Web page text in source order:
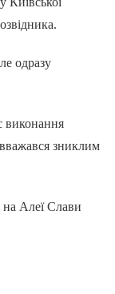
одразу
виконання
зниклим
на Алеї Слави